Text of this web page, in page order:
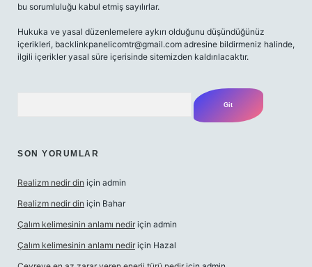
bu sorumluluğu kabul etmiş sayılırlar.
Hukuka ve yasal düzenlemelere aykırı olduğunu düşündüğünüz
içerikleri, backlinkpanelicomtr@gmail.com adresine bildirmeniz halinde,
ilgili içerikler yasal süre içerisinde sitemizden kaldırılacaktır.
SON YORUMLAR
Realizm nedir din için admin
Realizm nedir din için Bahar
Çalım kelimesinin anlamı nedir için admin
Çalım kelimesinin anlamı nedir için Hazal